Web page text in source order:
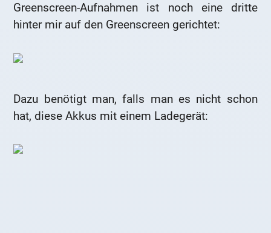
Greenscreen-Aufnahmen ist noch eine dritte
hinter mir auf den Greenscreen gerichtet:
Dazu benötigt man, falls man es nicht schon
hat, diese Akkus mit einem Ladegerät: